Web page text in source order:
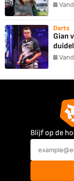
Darts
Gian
Blijf op de